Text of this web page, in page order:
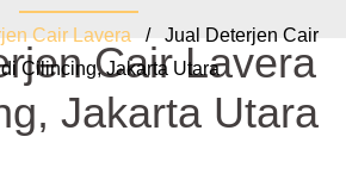
Cair Lavera / Jual Deterjen Cair
Cilincing, Jakarta Utara
Cair Lavera
Jakarta Utara